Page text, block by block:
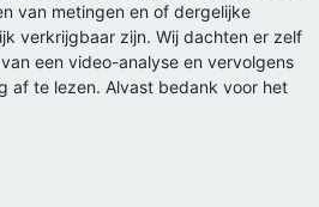
van metingen en of dergelijke
verkrijgbaar zijn. Wij dachten er zelf
een video-analyse en vervolgens
af te lezen. Alvast bedank voor het